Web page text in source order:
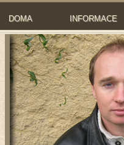
DOMA INFORMACE